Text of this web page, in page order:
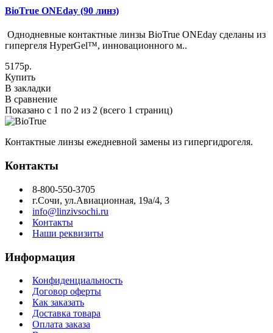
BioTrue ONEday (90 линз)
Однодневные контактные линзы BioTrue ONEday сделаны из
гипергеля HyperGel™, инновационного м..
5175р.
Купить
В закладки
В сравнение
Показано с 1 по 2 из 2 (всего 1 страниц)
Контактные линзы ежедневной замены из гипергидрогеля.
Контакты
8-800-550-3705
г.Сочи, ул.Авиационная, 19а/4, 3
info@linzivsochi.ru
Контакты
Наши реквизиты
Информация
Конфиденциальность
Договор оферты
Как заказать
Доставка товара
Оплата заказа